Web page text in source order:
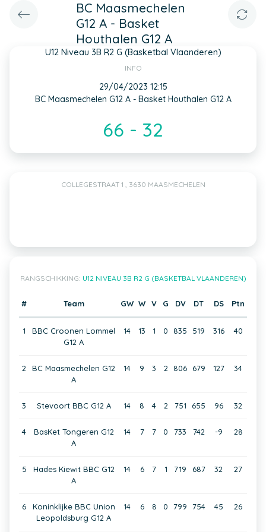
BC Maasmechelen
G12 A - Basket
Houthalen G12 A
U12 Niveau 3B R2 G (Basketbal Vlaanderen)
INFO
29/04/2023 12:15
BC Maasmechelen G12 A - Basket Houthalen G12 A
66 - 32
COLLEGESTRAAT 1 , 3630 MAASMECHELEN
RANGSCHIKKING: U12 NIVEAU 3B R2 G (BASKETBAL VLAANDEREN)
# Team GW W V G DV DT DS Ptn
1
BBC Croonen Lommel
G12 A
14 13 1 0 835 519 316 40
2
BC Maasmechelen G12
A
14 9 3 2 806 679 127 34
3 Stevoort BBC G12 A 14 8 4 2 751 655 96 32
4
BasKet Tongeren G12
A
14 7 7 0 733 742 -9 28
5
Hades Kiewit BBC G12
A
14 6 7 1 719 687 32 27
6
Koninklijke BBC Union
Leopoldsburg G12 A
14 6 8 0 799 754 45 26